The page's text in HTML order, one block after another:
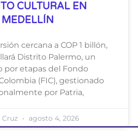
CULTURAL EN
MEDELLÍN
cercana a COP 1 billón,
Distrito Palermo, un
por etapas del Fondo
(FIC), gestionado
por Patria,
agosto 4, 2026